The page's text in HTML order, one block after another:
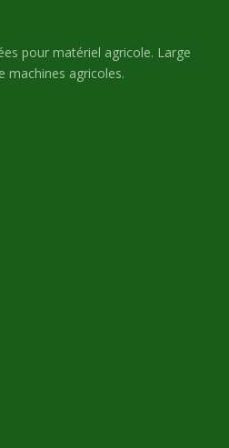
pour matériel agricole. Large
machines agricoles.